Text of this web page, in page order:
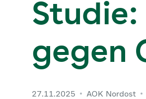
gegen
27.11.2025 AOK Nordost